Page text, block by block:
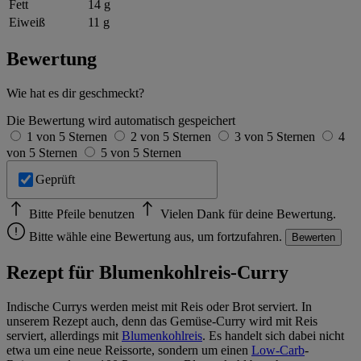
Fett
14 g
Eiweiß
11 g
Bewertung
Wie hat es dir geschmeckt?
Die Bewertung wird automatisch gespeichert
1 von 5 Sternen
2 von 5 Sternen 3 von 5 Sternen
4
von 5 Sternen
5 von 5 Sternen
Geprüft
Bitte Pfeile benutzen
Vielen Dank für deine Bewertung.
Bitte wähle eine Bewertung aus, um fortzufahren.
Bewerten
Rezept für Blumenkohlreis-Curry
Indische Currys werden meist mit Reis oder Brot serviert. In
unserem Rezept auch, denn das Gemüse-Curry wird mit Reis
serviert, allerdings mit Blumenkohlreis. Es handelt sich dabei nicht
etwa um eine neue Reissorte, sondern um einen Low-Carb-